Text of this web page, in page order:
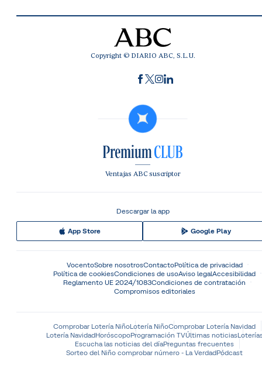
Copyright © DIARIO ABC, S.L.U.
Ventajas ABC suscriptor
Descargar la app
App Store Google Play
VocentoSobre nosotrosContactoPolítica de privacidad
Política de cookiesCondiciones de usoAviso legalAccesibilidad
Reglamento UE 2024/1083Condiciones de contratación
Compromisos editoriales
Comprobar Lotería NiñoLotería NiñoComprobar Lotería Navidad
Lotería NavidadHoróscopoProgramación TVÚltimas noticias
Escucha las noticias del díaPreguntas frecuentes
Sorteo del Niño comprobar número - La VerdadPódcast